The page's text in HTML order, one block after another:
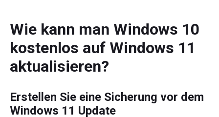
Wie kann man Windows 10
kostenlos auf Windows 11
aktualisieren?
Erstellen Sie eine Sicherung vor dem
Windows 11 Update